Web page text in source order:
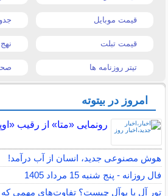
قیمت موبایل
قیمت تبلت نهج
تیتر روزنامه ها
امروز در بیتوته
رونمایی «متا» از رقیب
هوش مصنوعی جدید، انسان از آب درآمد!
فال روزانه - پنج شنبه 15 مرداد 1405
تور آل یا یوآل چیست؟ تفاوت‌های مهمی که